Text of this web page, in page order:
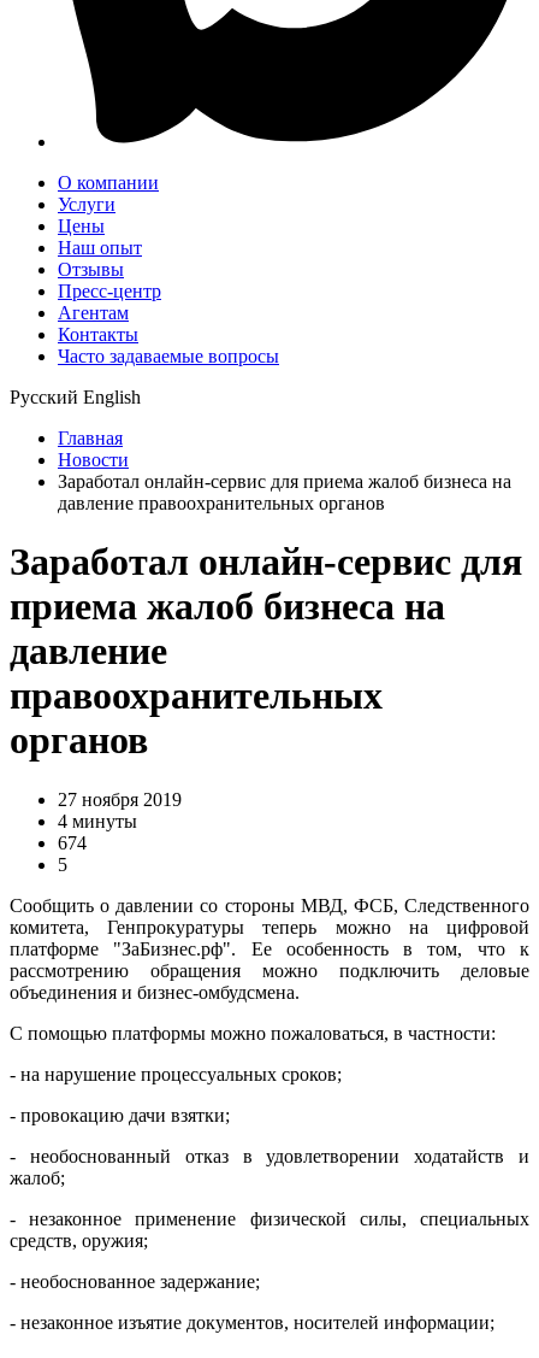
О компании
Услуги
Цены
Наш опыт
Отзывы
Пресс-центр
Агентам
Контакты
Часто задаваемые вопросы
Русский English
Главная
Новости
Заработал онлайн-сервис для приема жалоб бизнеса на
давление правоохранительных органов
Заработал онлайн-сервис для
приема жалоб бизнеса на
давление
правоохранительных
органов
27 ноября 2019
4 минуты
674
5
Сообщить о давлении со стороны МВД, ФСБ, Следственного
комитета, Генпрокуратуры теперь можно на цифровой
платформе "ЗаБизнес.рф". Ее особенность в том, что к
рассмотрению обращения можно подключить деловые
объединения и бизнес-омбудсмена.
С помощью платформы можно пожаловаться, в частности:
- на нарушение процессуальных сроков;
- провокацию дачи взятки;
- необоснованный отказ в удовлетворении ходатайств и
жалоб;
- незаконное применение физической силы, специальных
средств, оружия;
- необоснованное задержание;
- незаконное изъятие документов, носителей информации;